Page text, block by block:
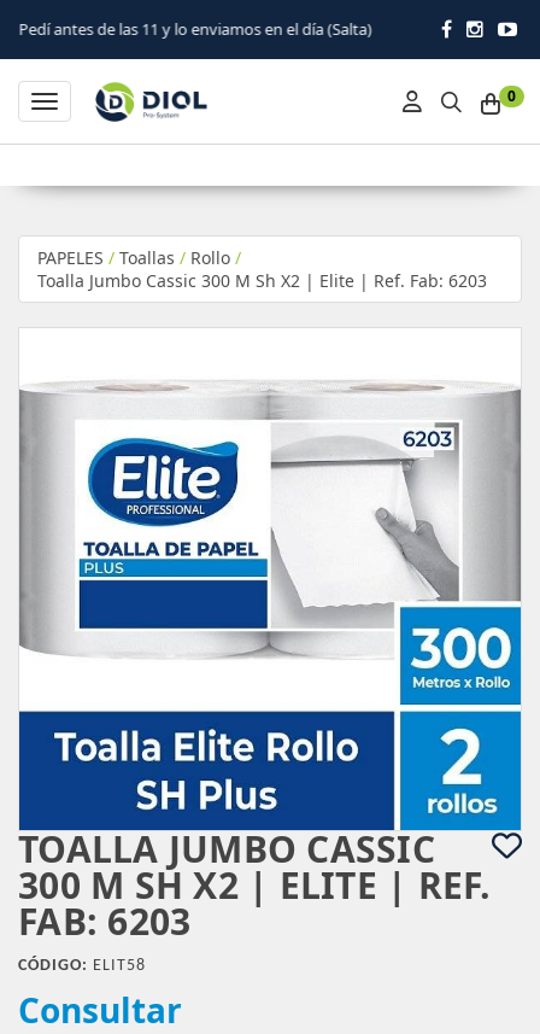
las 11 y lo enviamos en el día (Salta)
0
Toggle navigation
PAPELES / Toallas / Rollo /
Toalla Jumbo Cassic 300 M Sh X2 | Elite | Ref. Fab: 6203
TOALLA JUMBO CASSIC
300 M SH X2 | ELITE | REF.
FAB: 6203
CÓDIGO: ELIT58
Consultar